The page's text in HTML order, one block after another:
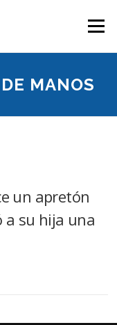
Menú
MANOS
un apretón
a su hija una